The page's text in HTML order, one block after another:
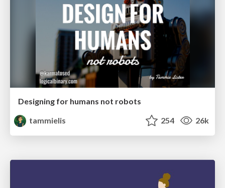
Designing for humans not robots
tammielis
254 26k